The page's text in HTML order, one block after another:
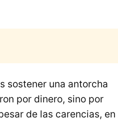
sostener una antorcha
por dinero, sino por
de las carencias, en